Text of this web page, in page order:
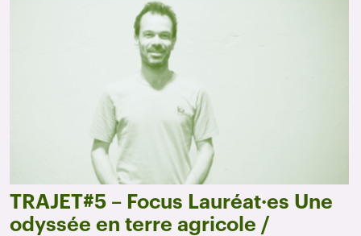
TRAJET#5 – Focus Lauréat·es Une
odyssée en terre agricole /